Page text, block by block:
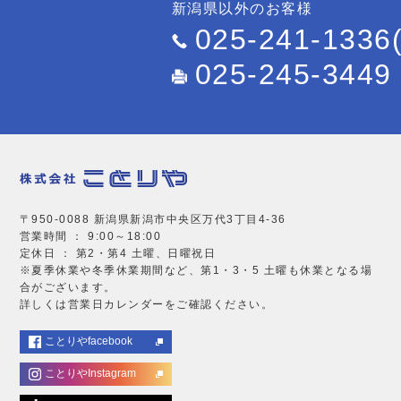
新潟県以外のお客様
025-241-
025-245-3449
〒950-0088 新潟県新潟市中央区万代3丁目4-36
営業時間 ： 9:00～18:00
定休日 ： 第2・第4 土曜、日曜祝日
※夏季休業や冬季休業期間など、第1・3・5 土曜も休業となる場
合がございます。
詳しくは営業日カレンダーをご確認ください。
ことりやfacebook
ことりやInstagram